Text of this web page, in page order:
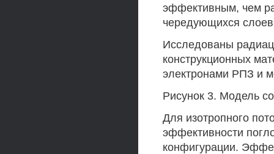
эффективным, чем
чередующихся
Исследованы
конструкционных
электронами РПЗ и
Рисунок 3. Модель
Для изотропного
эффективности
конфигурации.